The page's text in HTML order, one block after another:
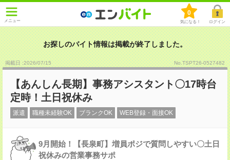
メニュー
0
気になる！ ログイン
お探しのバイト情報は掲載が終了しました。
掲載日 :2026/07/15 No.TSPT26-0527482
【あんしん長期】事務アシスタント〇17時台
定時！土日祝休み
派遣 職種未経験OK ブランクOK WEB登録・面接OK
9月開始！【長泉町】増員ポジで質問しやすい〇土日
祝休みの営業事務サポ